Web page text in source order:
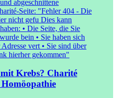
Krebs? Charité